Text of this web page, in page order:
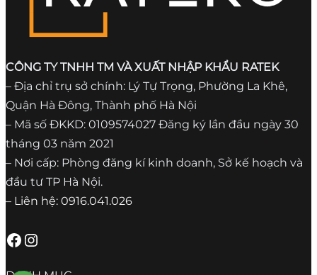
CÔNG TY TNHH TM VÀ XUẤT NHẬP KHẨU RATEK
– Địa chỉ trụ sở chính: Lý Tự Trọng, Phường La Khê,
Quận Hà Đông, Thành phố Hà Nội
– Mã số ĐKKD: 0109574027 Đăng ký lần đầu ngày 30
tháng 03 năm 2021
– Nơi cấp: Phòng đăng kí kinh doanh, Sở kế hoạch và
đầu tư TP Hà Nội.
– Liên hệ: 0916.041.026
Facebook Instagram